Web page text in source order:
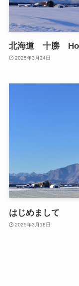
北海道 十勝
2025年3月24日
はじめまして
2025年3月18日